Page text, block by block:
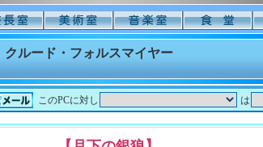
クルード・フォルスマイヤー
このPCに対し は